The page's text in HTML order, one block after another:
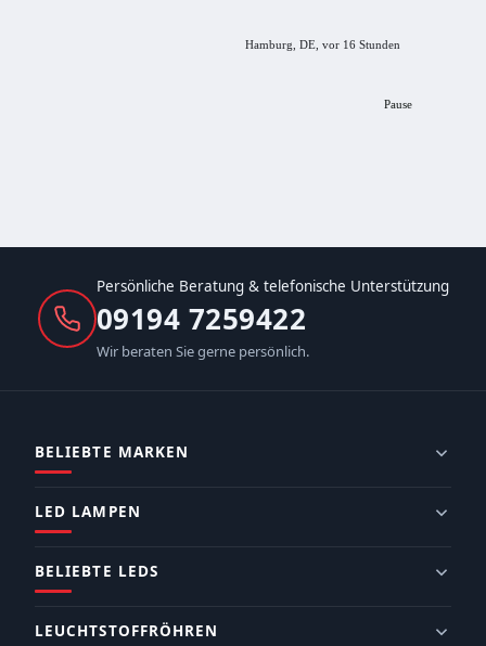
Hamburg, DE, vor 16 Stunden
Pause
Persönliche Beratung & telefonische Unterstützung
09194 7259422
Wir beraten Sie gerne persönlich.
BELIEBTE MARKEN
LED LAMPEN
BELIEBTE LEDS
LEUCHTSTOFFRÖHREN